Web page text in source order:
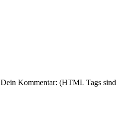
Dein Kommentar: (HTML Tags sind